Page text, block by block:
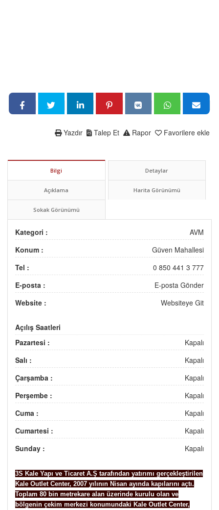
Favorilere ekle
Rapor
Talep Et
Yazdır
Bilgi Detaylar
Açıklama Harita Görünümü
Sokak Görünümü
Kategori :
AVM
Konum :
Güven Mahallesi
Tel :
0 850 441 3 777
E-posta :
E-posta Gönder
Website :
Websiteye Git
Açılış Saatleri
Pazartesi :
Kapalı
Salı :
Kapalı
Çarşamba :
Kapalı
Perşembe :
Kapalı
Cuma :
Kapalı
Cumartesi :
Kapalı
Sunday :
Kapalı
3S Kale Yapı ve Ticaret A.Ş tarafından yatırımı gerçekleştirilen
Kale Outlet Center, 2007 yılının Nisan ayında kapılarını açtı.
Toplam 80 bin metrekare alan üzerinde kurulu olan ve
bölgenin çekim merkezi konumundaki Kale Outlet Center,